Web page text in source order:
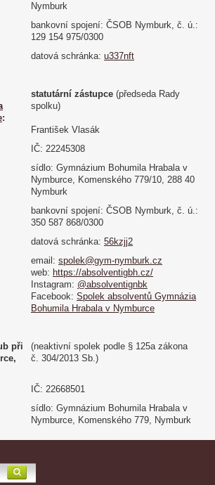
Nymburk
bankovní spojení: ČSOB Nymburk, č. ú.:
129 154 975/0300
datová schránka: u337nft
:
statutární zástupce (předseda Rady
spolku)
František Vlasák
IČ: 22245308
sídlo: Gymnázium Bohumila Hrabala v
Nymburce, Komenského 779/10, 288 40
Nymburk
bankovní spojení: ČSOB Nymburk, č. ú.:
350 587 868/0300
datová schránka: 56kzjj2
email: spolek@gym-nymburk.cz
web: https://absolventigbh.cz/
Instagram: @absolventignbk
Facebook: Spolek absolventů Gymnázia
Bohumila Hrabala v Nymburce
při
(neaktivní spolek podle § 125a zákona
č. 304/2013 Sb.)
IČ: 22668501
sídlo: Gymnázium Bohumila Hrabala v
Nymburce, Komenského 779, Nymburk